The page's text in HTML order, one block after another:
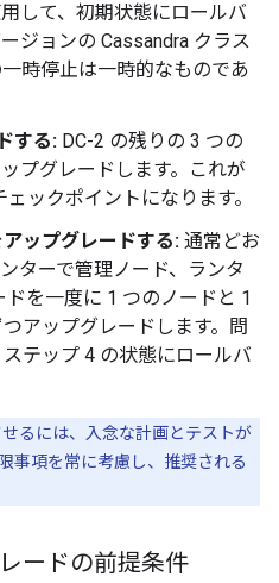
して、初期状態にロールバ
ジョンの Cassandra クラス
時停止は一時的なものであ
する: DC-2 の残りの 3 つの
プグレードします。これが
ックポイントになります。
ップグレードする: 通常どお
ターで管理ノード、ランタ
を一度に 1 つのノードと 1
アップグレードします。問
テップ 4 の状態にロールバ
るには、入念な計画とテストが
事項を常に考慮し、推奨される
ードの前提条件